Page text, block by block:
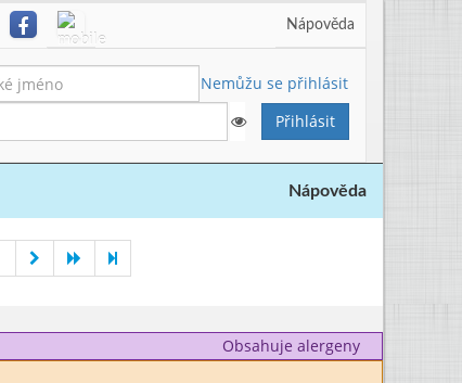
Nápověda
Nemůžu se přihlásit
Nápověda
Obsahuje alergeny